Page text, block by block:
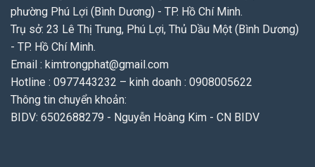
phường Phú Lợi (Bình Dương) - TP. Hồ Chí Minh.
Trụ sở: 23 Lê Thị Trung, Phú Lợi, Thủ Dầu Một (Bình Dương)
- TP. Hồ Chí Minh.
Email : kimtrongphat@gmail.com
Hotline : 0977443232 – kinh doanh : 0908005622
Thông tin chuyển khoản:
BIDV: 6502688279 - Nguyễn Hoàng Kim - CN BIDV